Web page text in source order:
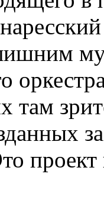
там